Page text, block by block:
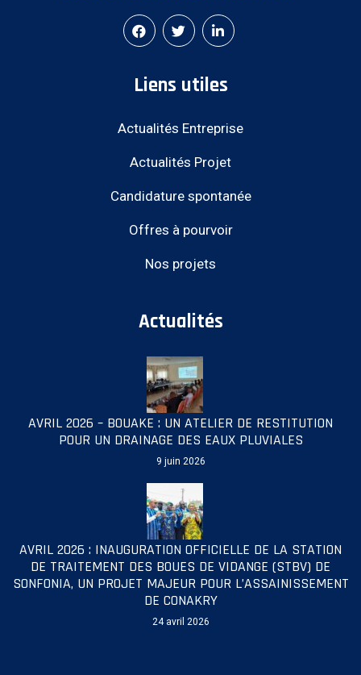
Liens utiles
Actualités Entreprise
Actualités Projet
Candidature spontanée
Offres à pourvoir
Nos projets
Actualités
AVRIL 2026 – BOUAKE : UN ATELIER DE RESTITUTION
POUR UN DRAINAGE DES EAUX PLUVIALES
9 juin 2026
AVRIL 2026 : INAUGURATION OFFICIELLE DE LA STATION
DE TRAITEMENT DES BOUES DE VIDANGE (STBV) DE
SONFONIA, UN PROJET MAJEUR POUR L’ASSAINISSEMENT
DE CONAKRY
24 avril 2026